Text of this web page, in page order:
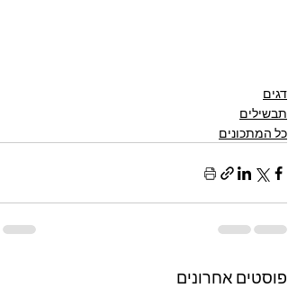
דגים
תבשילים
כל המתכונים
פוסטים אחרונים